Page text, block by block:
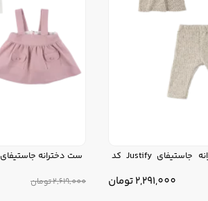
ست سه تیکه دخترانه جاستیفای Justify کد
2,291,000تومان
ست دخترانه جاستیفای Justify کد 25517
2,619,000تومان